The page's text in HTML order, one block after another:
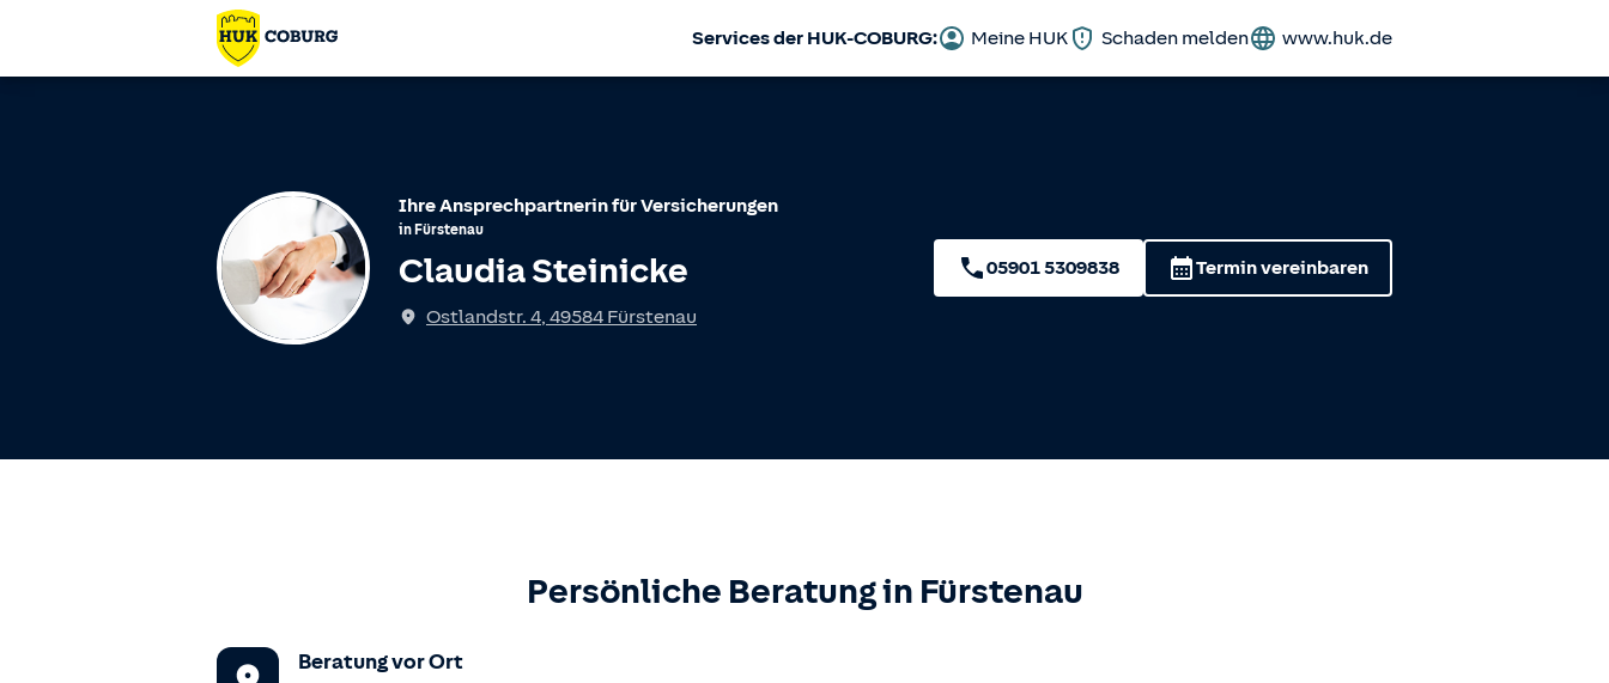
Services der HUK-COBURG: Meine HUK Schaden melden www.huk.de
Ihre Ansprechpartnerin für Versicherungen
in Fürstenau
Claudia Steinicke
Ostlandstr. 4, 49584 Fürstenau
05901 5309838 Termin vereinbaren
Persönliche Beratung in Fürstenau
Beratung vor Ort